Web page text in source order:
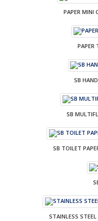
PAPER MINI
PAPER
SB
SB
SB TOILET
STAINLESS